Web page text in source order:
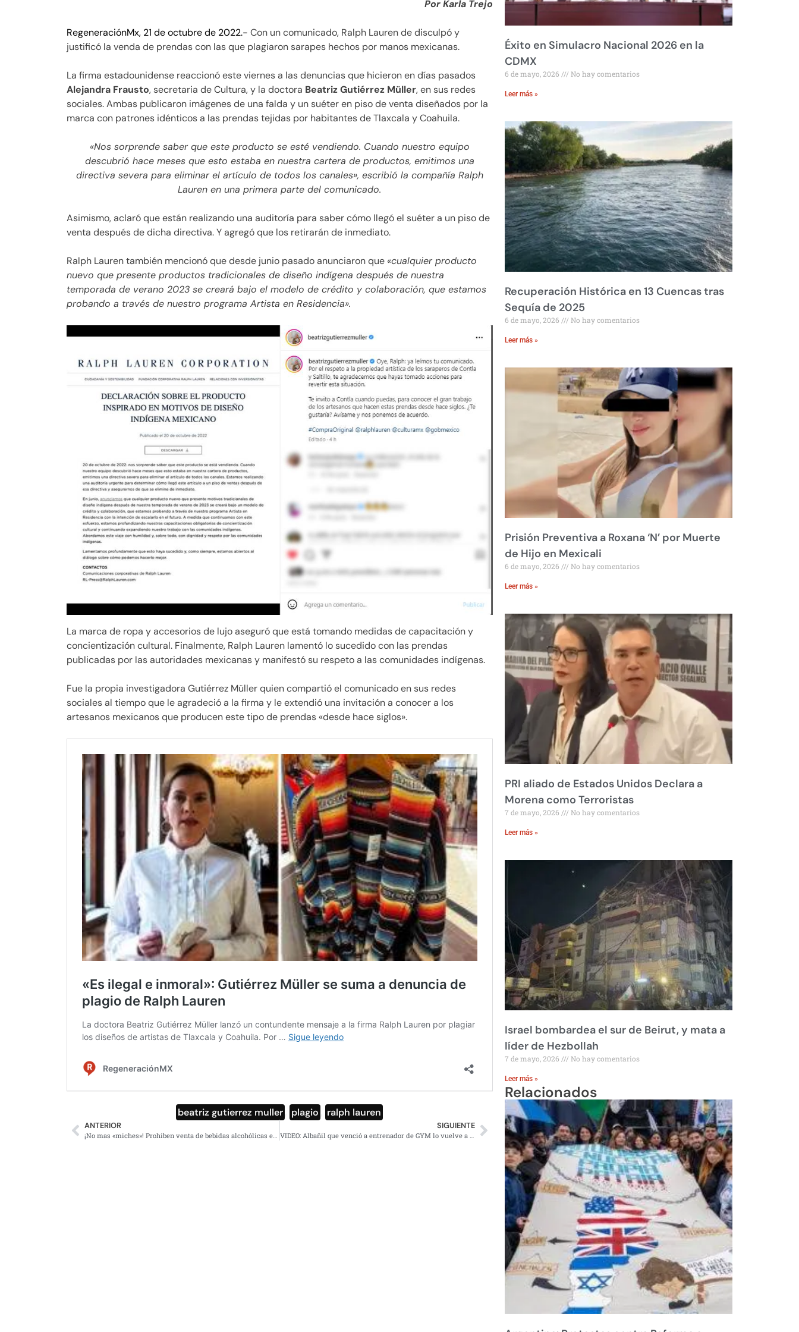
Por Karla Trejo
RegeneraciónMx, 21 de octubre de 2022.- Con un comunicado, Ralph Lauren de disculpó y
justificó la venda de prendas con las que plagiaron sarapes hechos por manos mexicanas.
La firma estadounidense reaccionó este viernes a las denuncias que hicieron en días pasados
Alejandra Frausto, secretaria de Cultura, y la doctora Beatriz Gutiérrez Müller, en sus redes
sociales. Ambas publicaron imágenes de una falda y un suéter en piso de venta diseñados por la
marca con patrones idénticos a las prendas tejidas por habitantes de Tlaxcala y Coahuila.
«Nos sorprende saber que este producto se esté vendiendo. Cuando nuestro equipo
descubrió hace meses que esto estaba en nuestra cartera de productos, emitimos una
directiva severa para eliminar el artículo de todos los canales», escribió la compañía Ralph
Lauren en una primera parte del comunicado.
Asimismo, aclaró que están realizando una auditoría para saber cómo llegó el suéter a un piso de
venta después de dicha directiva. Y agregó que los retirarán de inmediato.
Ralph Lauren también mencionó que desde junio pasado anunciaron que «cualquier producto
nuevo que presente productos tradicionales de diseño indígena después de nuestra
temporada de verano 2023 se creará bajo el modelo de crédito y colaboración, que estamos
probando a través de nuestro programa Artista en Residencia».
La marca de ropa y accesorios de lujo aseguró que está tomando medidas de capacitación y
concientización cultural. Finalmente, Ralph Lauren lamentó lo sucedido con las prendas
publicadas por las autoridades mexicanas y manifestó su respeto a las comunidades indígenas.
Fue la propia investigadora Gutiérrez Müller quien compartió el comunicado en sus redes
sociales al tiempo que le agradeció a la firma y le extendió una invitación a conocer a los
artesanos mexicanos que producen este tipo de prendas «desde hace siglos».
beatriz gutierrez muller plagio ralph lauren
ANTERIOR
¡No mas «miches»! Prohiben venta de bebidas alcohólicas en tianguis de CDMX
SIGUIENTE
VIDEO: Albañil que venció a entrenador de GYM lo vuelve a hacer; derrotó a mecánico
Éxito en Simulacro Nacional 2026 en la
CDMX
6 de mayo, 2026 No hay comentarios
Leer más »
Recuperación Histórica en 13 Cuencas tras
Sequía de 2025
6 de mayo, 2026 No hay comentarios
Leer más »
Prisión Preventiva a Roxana ‘N’ por Muerte
de Hijo en Mexicali
6 de mayo, 2026 No hay comentarios
Leer más »
PRI aliado de Estados Unidos Declara a
Morena como Terroristas
7 de mayo, 2026 No hay comentarios
Leer más »
Israel bombardea el sur de Beirut, y mata a
líder de Hezbollah
7 de mayo, 2026 No hay comentarios
Leer más »
Relacionados